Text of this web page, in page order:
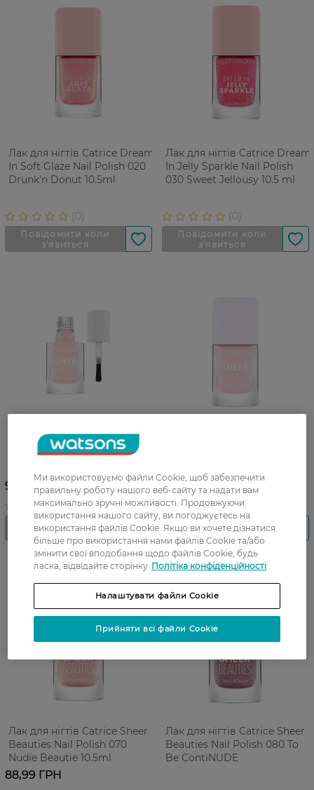
Лак для нігтів Catrice Dream
In Soft Glaze Nail Polish 020
Drunk'n Donut 10.5ml
Лак для нігтів Catrice Dream
In Jelly Sparkle Nail Polish
030 Sweet Jellousy 10.5 ml
Лак для нігтів Catrice Nail
Polish Sheer Beauties 030
92,50 ГРН
Лак для нігтів Catrice Sheer
Beauties Nail Polish 070
Nudie Beautie 10.5ml
88,99 ГРН
Лак для нігтів Catrice Sheer
Beauties Nail Polish 080 To
Be ContiNUDE
Ми використовуємо файли Cookie, щоб забезпечити
правильну роботу нашого веб-сайту та надати вам
максимально зручні можливості. Продовжуючи
використання нашого сайту, ви погоджуєтесь на
використання файлів Cookie. Якщо ви хочете дізнатися
більше про використання нами файлів Cookie та/або
змінити свої вподобання щодо файлів Cookie, будь
ласка, відвідайте сторінку Політіка конфіденційності
Налаштувати файли Cookie
Прийняти всі файли Cookie